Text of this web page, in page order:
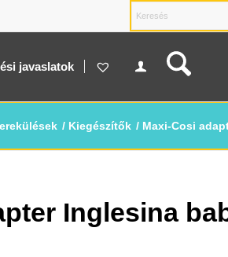
javaslatok
/ Kiegészítők / Maxi-Cosi
Inglesina